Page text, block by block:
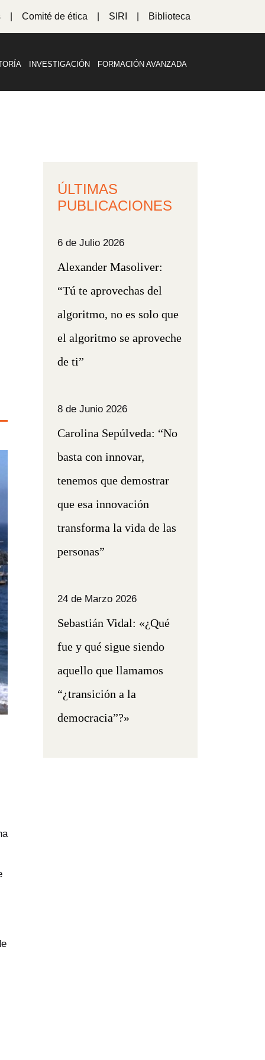
Comité de ética SIRI Biblioteca
INVESTIGACIÓN FORMACIÓN AVANZADA
ÚLTIMAS
PUBLICACIONES
6 de Julio 2026
Alexander Masoliver:
“Tú te aprovechas del
algoritmo, no es solo que
el algoritmo se aproveche
de ti”
8 de Junio 2026
Carolina Sepúlveda: “No
basta con innovar,
tenemos que demostrar
que esa innovación
transforma la vida de las
personas”
24 de Marzo 2026
Sebastián Vidal: «¿Qué
fue y qué sigue siendo
aquello que llamamos
“¿transición a la
democracia”?»